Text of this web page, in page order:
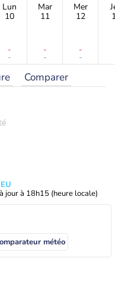
Lun
10
-
-
Mar
11
-
-
Mer
12
-
-
Comparer
jour à 18h15 (heure locale)
météo